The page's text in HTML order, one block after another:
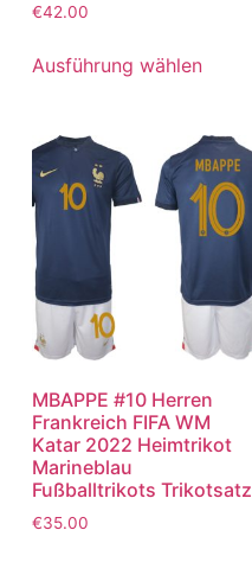
€42.00
Ausführung wählen
MBAPPE #10 Herren
Frankreich FIFA WM
Katar 2022 Heimtrikot
Marineblau
Fußballtrikots Trikotsatz
€35.00